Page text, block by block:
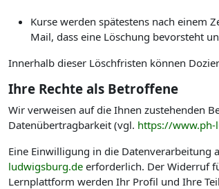
Kurse werden spätestens nach einem
Mail, dass eine Löschung bevorsteht
Innerhalb dieser Löschfristen können
Ihre Rechte als Betroffene
Wir verweisen auf die Ihnen zustehenden
Datenübertragbarkeit (vgl. https://www.ph-
Eine Einwilligung in die Datenverarbeitung
ludwigsburg.de erforderlich. Der Widerruf
Lernplattform werden Ihr Profil und Ihre